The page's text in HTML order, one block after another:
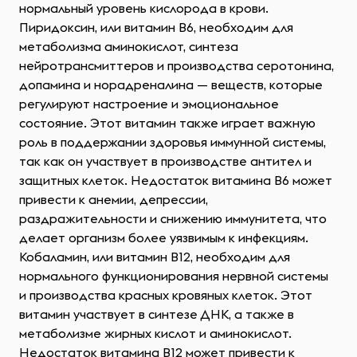
нормальный уровень кислорода в крови.
Пиридоксин, или витамин B6, необходим для
метаболизма аминокислот, синтеза
нейротрансмиттеров и производства серотонина,
допамина и норадреналина — веществ, которые
регулируют настроение и эмоциональное
состояние. Этот витамин также играет важную
роль в поддержании здоровья иммунной системы,
так как он участвует в производстве антител и
защитных клеток. Недостаток витамина B6 может
привести к анемии, депрессии,
раздражительности и снижению иммунитета, что
делает организм более уязвимым к инфекциям.
Кобаламин, или витамин B12, необходим для
нормального функционирования нервной системы
и производства красных кровяных клеток. Этот
витамин участвует в синтезе ДНК, а также в
метаболизме жирных кислот и аминокислот.
Недостаток витамина B12 может привести к